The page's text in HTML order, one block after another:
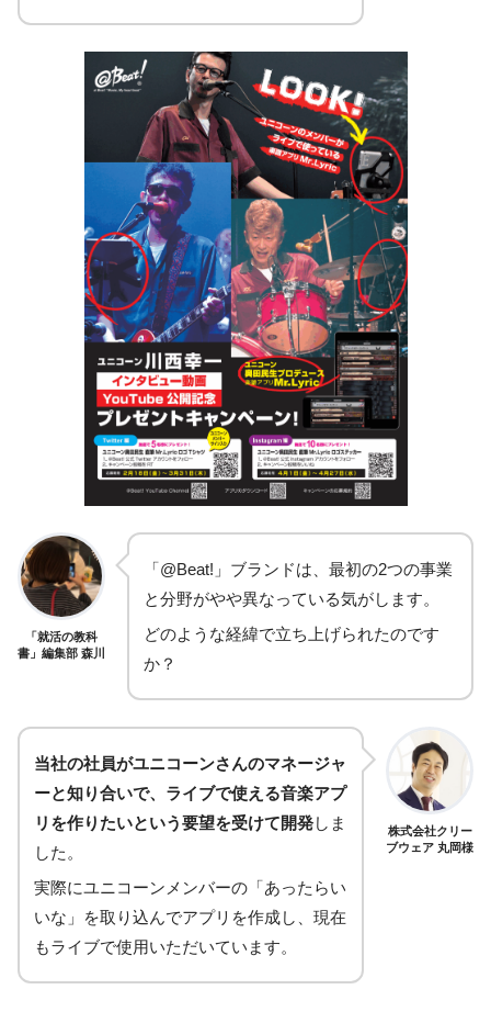
「就活の教科
書」編集部 森川
「@Beat!」ブランドは、最初の2つの事業
と分野がやや異なっている気がします。
どのような経緯で立ち上げられたのです
か？
当社の社員がユニコーンさんのマネージャ
ーと知り合いで、ライブで使える音楽アプ
リを作りたいという要望を受けて開発しま
した。
実際にユニコーンメンバーの「あったらい
いな」を取り込んでアプリを作成し、現在
もライブで使用いただいています。
株式会社クリー
ブウェア 丸岡様